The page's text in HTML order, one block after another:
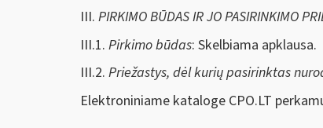
III. PIRKIMO BŪDAS IR JO PASIRINKIMO
III.1. Pirkimo būdas: Skelbiama apklausa.
III.2. Priežastys, dėl kurių pasirinktas
Elektroniniame kataloge CPO.LT